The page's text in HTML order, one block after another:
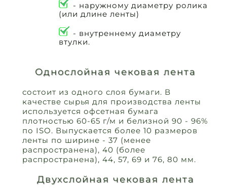
- наружному диаметру ролика
(или длине ленты)
- внутреннему диаметру
втулки.
Однослойная чековая лента
состоит из одного слоя бумаги. В
качестве сырья для производства ленты
используется офсетная бумага
плотностью 60-65 г/м и белизной 90 - 96%
по ISO. Выпускается более 10 размеров
ленты по ширине - 37 (менее
распространена), 40 (более
распространена), 44, 57, 69 и 76, 80 мм.
Двухслойная чековая лента